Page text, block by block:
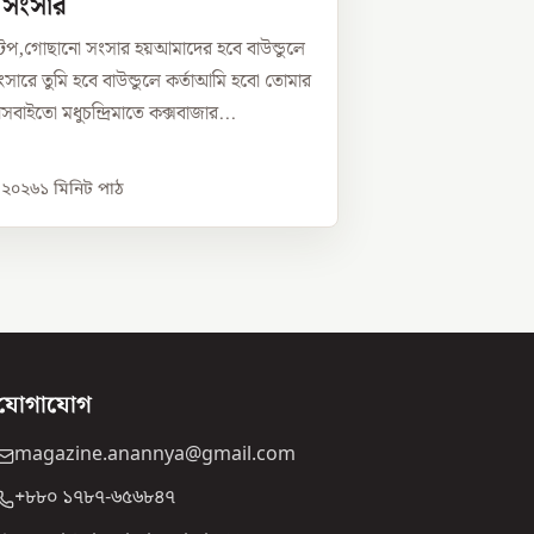
সংসার হয়আমাদের হবে বাউন্ডুলে
তুমি হবে বাউন্ডুলে কর্তাআমি হবো তোমার
মধুচন্দ্রিমাতে কক্সবাজার...
১ মিনিট পাঠ
magazine.anannya@gmail.com
+৮৮০ ১৭৮৭-৬৫৬৮৪৭